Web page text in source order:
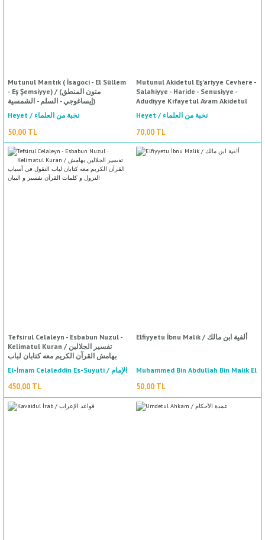
Mutunul Mantık ( İsagoci - El Süllem
- Eş Şemsiyye) / (متون المنطق
(إيساغوجي - السلم - الشمسية
Heyet / نخبة من العلماء
50,00 TL
Mutunul Akidetul Eş'ariyye Cevhere -
Salahiyye - Haride - Senusiyye -
Adudiyye Kifayetul Avam Akidetul
Avam Risaletul Bacuri / متون العقيدة
الأشعرية - الجوهرة ـ الصلاحية ـ الخريدة ـ
السنوسية ـ العضدية ـ كفاية العوام ـ عقيدة
العوام ـ رسالة الباجوري
Heyet / نخبة من العلماء
70,00 TL
Tefsirul Celaleyn - Esbabun Nuzul -
Kelimatul Kuran / تفسير الجلالين
بهامش القرآن الكريم معه كتابان لباب
النقول في أسباب النزول و كلمات القرآن
تفسير و البيان
El-İmam Celaleddin Es-Suyuti / الإمام
جلال الدين السيوطي
450,00 TL
Elfiyyetu İbnu Malik / ألفية ابن مالك
Muhammed Bin Abdullah Bin Malik El
Endelusi / محمد بن عبد الله بن مالك
الأندلسي
50,00 TL